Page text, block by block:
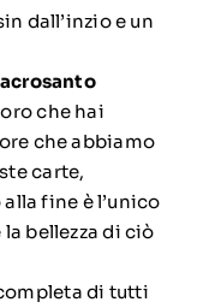
dall’inzio e un
che hai
che abbiamo
carte,
fine è l’unico
bellezza di ciò
di tutti